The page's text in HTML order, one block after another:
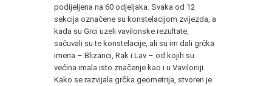
podijeljena na 60 odjeljaka. Svaka od 12
sekcija označene su konstelacijom zvijezda, a
kada su Grci uzeli vavilonske rezultate,
sačuvali su te konstelacije, ali su im dali grčka
imena – Blizanci, Rak i Lav – od kojih su
većina imala isto značenje kao i u Vaviloniji.
Kako se razvijala grčka geometrija, stvoren je